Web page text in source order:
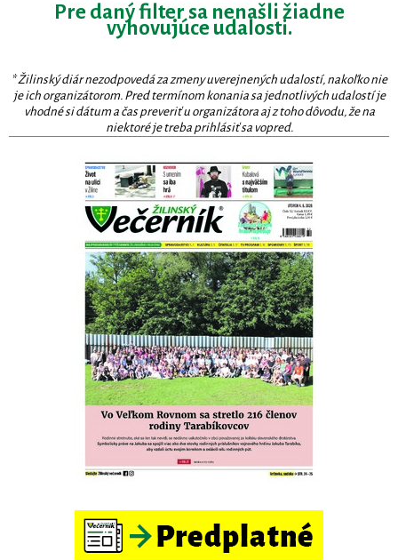
Pre daný filter sa nenašli žiadne
vyhovujúce udalosti.
* Žilinský diár nezodpovedá za zmeny uverejnených udalostí, nakoľko nie
je ich organizátorom. Pred termínom konania sa jednotlivých udalostí je
vhodné si dátum a čas preveriť u organizátora aj z toho dôvodu, že na
niektoré je treba prihlásiť sa vopred.